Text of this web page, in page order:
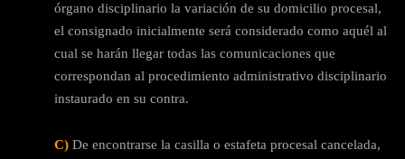
órgano disciplinario la variación de su domicilio procesal,
el consignado inicialmente será considerado como aquél al
cual se harán llegar todas las comunicaciones que
correspondan al procedimiento administrativo disciplinario
instaurado en su contra.
C) De encontrarse la casilla o estafeta procesal cancelada,